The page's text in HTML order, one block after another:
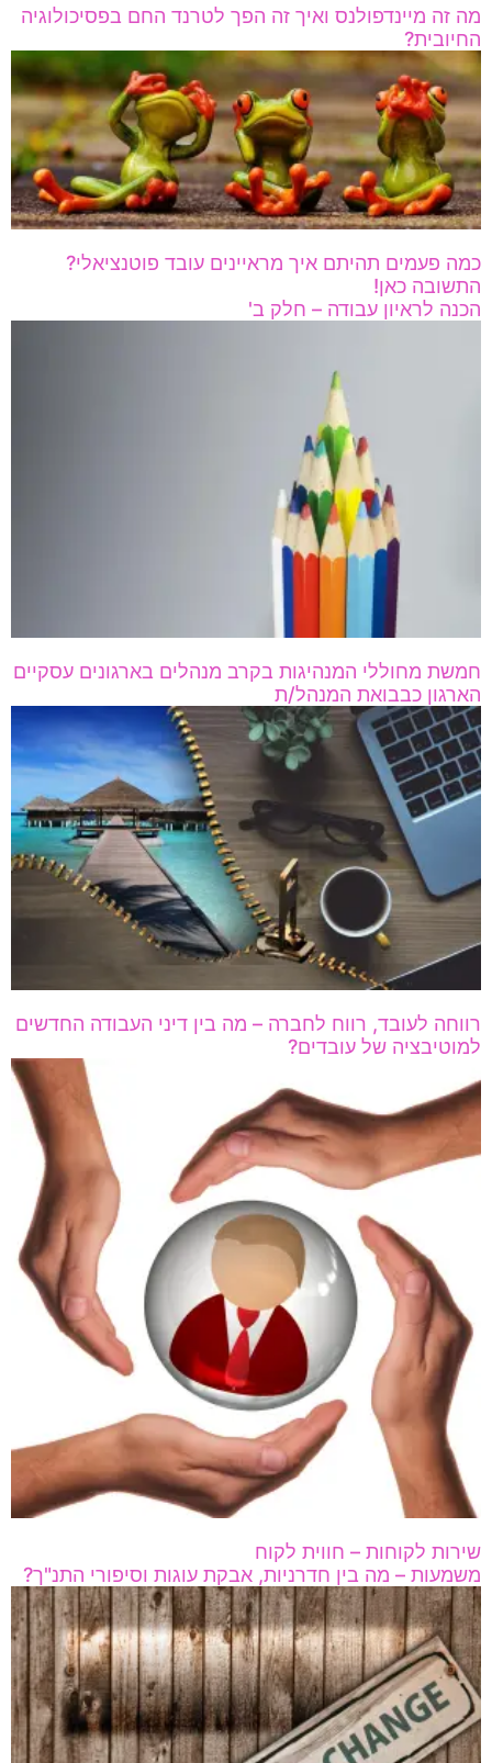
מה זה מיינדפולנס ואיך זה הפך לטרנד החם בפסיכולוגיה
החיובית?
כמה פעמים תהיתם איך מראיינים עובד פוטנציאלי?
התשובה כאן!
הכנה לראיון עבודה – חלק ב'
חמשת מחוללי המנהיגות בקרב מנהלים בארגונים עסקיים
הארגון כבבואת המנהל/ת
רווחה לעובד, רווח לחברה – מה בין דיני העבודה החדשים
למוטיבציה של עובדים?
שירות לקוחות – חווית לקוח
משמעות – מה בין חדרניות, אבקת עוגות וסיפורי התנ"ך?